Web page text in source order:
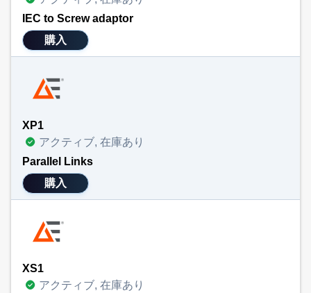
IEC to Screw adaptor
購入
XP1
アクティブ, 在庫あり
Parallel Links
購入
XS1
アクティブ, 在庫あり